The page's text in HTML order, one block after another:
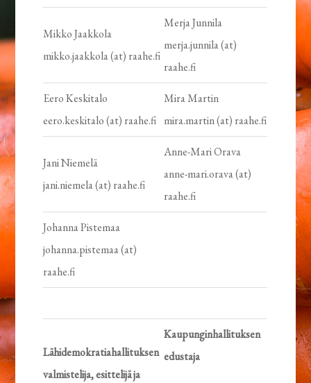
Mikko Jaakkola
mikko.jaakkola (at) raahe.fi
Merja Junnila
merja.junnila (at)
raahe.fi
Eero Keskitalo
eero.keskitalo (at) raahe.fi
Mira Martin
mira.martin (at) raahe.fi
Jani Niemelä
jani.niemela (at) raahe.fi
Anne-Mari Orava
anne-mari.orava (at)
raahe.fi
Johanna Pistemaa
johanna.pistemaa (at)
raahe.fi
Lähidemokratiahallituksen
valmistelija, esittelijä ja
Kaupunginhallituksen
edustaja